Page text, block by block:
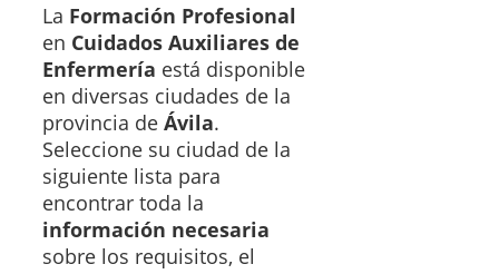
La Formación Profesional
en Cuidados Auxiliares de
Enfermería está disponible
en diversas ciudades de la
provincia de Ávila.
Seleccione su ciudad de la
siguiente lista para
encontrar toda la
información necesaria
sobre los requisitos, el